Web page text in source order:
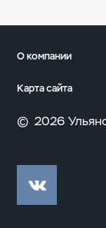
О компании
Карта сайта
© 2026